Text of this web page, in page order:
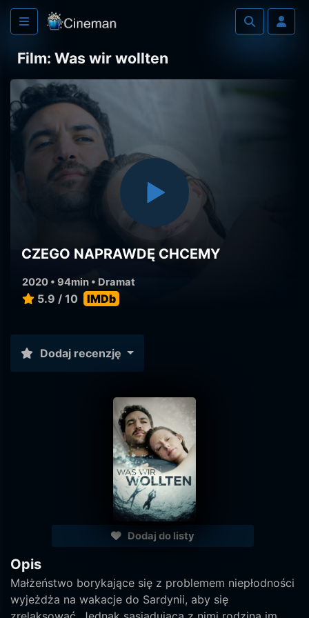
Film: Was wir wollten
CZEGO NAPRAWDĘ CHCEMY
2020 • 94min • Dramat
5.9 / 10 IMDb
Dodaj recenzję
Dodaj do listy
Opis
Małżeństwo borykające się z problemem niepłodności
wyjeżdża na wakacje do Sardynii, aby się